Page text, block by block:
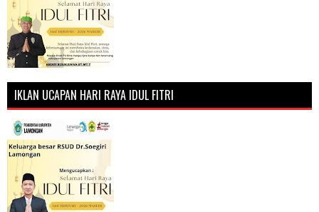
IKLAN UCAPAN HARI RAYA IDUL FITRI